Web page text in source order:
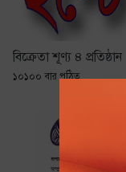
বিক্রেতা শূণ্য ৪ প্রতিষ্ঠান
১০১০০ বার পঠিত